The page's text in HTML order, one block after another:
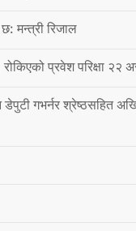
मन्त्री रिजाल
प्रवेश परिक्षा २२
गभर्नर श्रेष्ठसहित